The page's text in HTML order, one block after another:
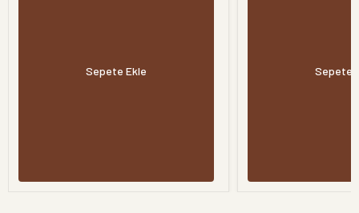
Sepete Ekle Sepete